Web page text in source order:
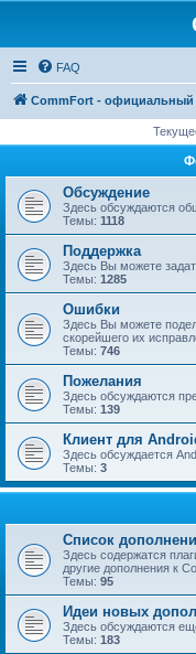
FAQ
CommFort - официальный
Обсуждение
Здесь обсуждаются
Темы: 1118
Поддержка
Здесь Вы можете
Темы: 1285
Ошибки
Здесь Вы можете
скорейшего их
Темы: 746
Пожелания
Здесь обсуждаются
Темы: 139
Клиент для
Здесь обсуждается
Темы: 3
Список
Здесь содержатся
другие дополнения к
Темы: 95
Идеи новых
Здесь обсуждаются
Темы: 183